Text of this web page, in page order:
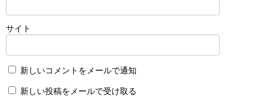
サイト
新しいコメントをメールで通知
新しい投稿をメールで受け取る